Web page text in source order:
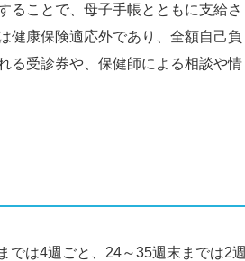
ることで、母子手帳とともに支給さ
健康保険適応外であり、全額自己負
る受診券や、保健師による相談や情
では4週ごと、24～35週末までは2週